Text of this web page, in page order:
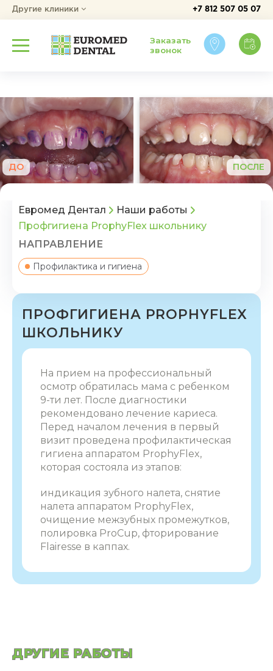
+7 812 507 05 07
Другие клиники
Заказать
звонок
ДО ПОСЛЕ
ПРОФГИГИЕНА PROPHYFLEX
ШКОЛЬНИКУ
На прием на профессиональный
осмотр обратилась мама с ребенком
9-ти лет. После диагностики
рекомендовано лечение кариеса.
Перед началом лечения в первый
визит проведена профилактическая
гигиена аппаратом ProphyFlex,
которая состояла из этапов:
индикация зубного налета, снятие
налета аппаратом ProphyFlex,
очищение межзубных промежутков,
полировка ProCup, фторирование
Flairesse в каппах.
Евромед Дентал
Наши работы
Профгигиена ProphyFlex школьнику
НАПРАВЛЕНИЕ
Профилактика и гигиена
ДРУГИЕ РАБОТЫ